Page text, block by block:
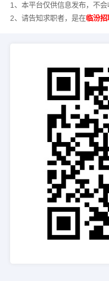
1、本平台仅供信息发布，不
2、请告知求职者，是在临汾招